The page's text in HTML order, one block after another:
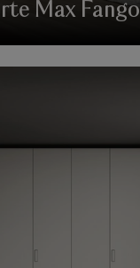
Max Fango